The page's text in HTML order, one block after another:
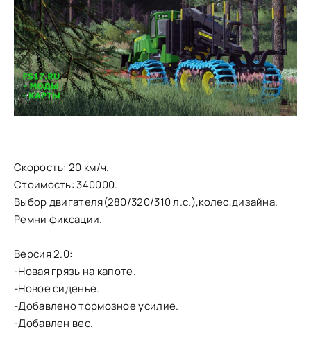
Скорость: 20 км/ч.
Стоимость: 340000.
Выбор двигателя(280/320/310 л.с.),колес,дизайна.
Ремни фиксации.
Версия 2.0:
-Новая грязь на капоте.
-Новое сиденье.
-Добавлено тормозное усилие.
-Добавлен вес.